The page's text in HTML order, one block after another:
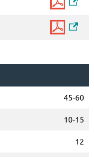
45-60
10-15
12